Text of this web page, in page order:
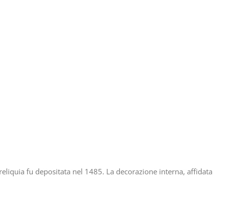
fu depositata nel 1485. La decorazione interna, affidata